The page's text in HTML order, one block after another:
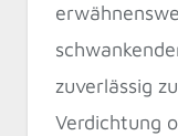
zuverlässig
Verdichtung